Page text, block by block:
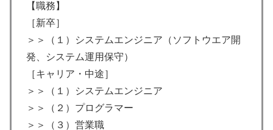
【職務】
［新卒］
＞＞（１）システムエンジニア（ソフトウエア開
発、システム運用保守）
［キャリア・中途］
＞＞（１）システムエンジニア
＞＞（２）プログラマー
＞＞（３）営業職